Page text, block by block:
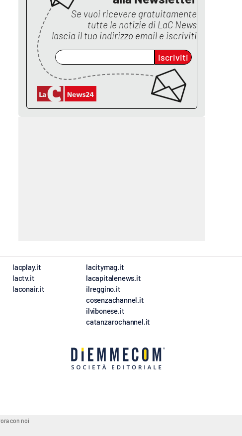
Se vuoi ricevere gratuitamente
tutte le notizie di LaC News
lascia il tuo indirizzo email e iscriviti
Iscriviti
lacplay.it
lactv.it
laconair.it
lacitymag.it
lacapitalenews.it
ilreggino.it
cosenzachannel.it
ilvibonese.it
catanzarochannel.it
con noi